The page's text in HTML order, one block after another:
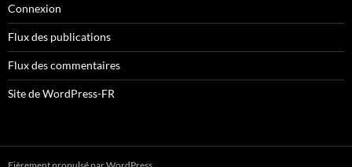
Connexion
Flux des publications
Flux des commentaires
Site de WordPress-FR